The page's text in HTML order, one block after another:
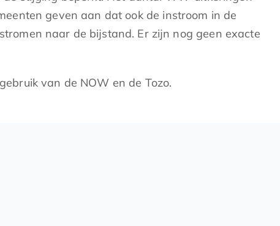
geven aan dat ook de instroom in de
naar de bijstand. Er zijn nog geen exacte
van de NOW en de Tozo.